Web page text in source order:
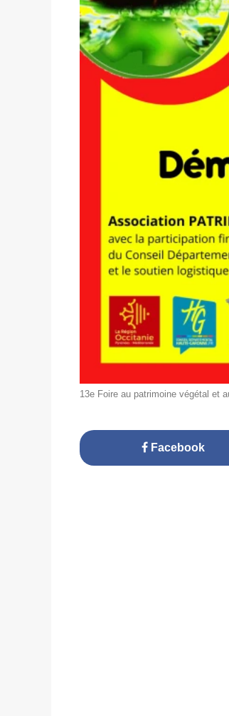
13e Foire au patrimoine végétal et
Facebook